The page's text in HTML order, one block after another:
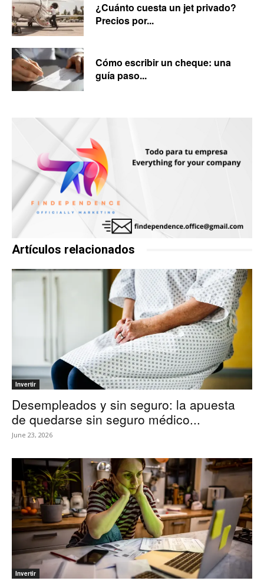
¿Cuánto cuesta un jet privado?
Precios por...
Cómo escribir un cheque: una
guía paso...
Artículos relacionados
Invertir
Desempleados y sin seguro: la apuesta
de quedarse sin seguro médico...
June 23, 2026
Invertir